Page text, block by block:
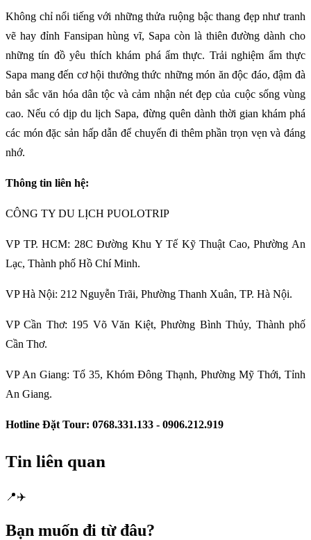
Không chỉ nổi tiếng với những thửa ruộng bậc thang đẹp như tranh
vẽ hay đỉnh Fansipan hùng vĩ, Sapa còn là thiên đường dành cho
những tín đồ yêu thích khám phá ẩm thực. Trải nghiệm ẩm thực
Sapa mang đến cơ hội thưởng thức những món ăn độc đáo, đậm đà
bản sắc văn hóa dân tộc và cảm nhận nét đẹp của cuộc sống vùng
cao. Nếu có dịp du lịch Sapa, đừng quên dành thời gian khám phá
các món đặc sản hấp dẫn để chuyến đi thêm phần trọn vẹn và đáng
nhớ.
Thông tin liên hệ:
CÔNG TY DU LỊCH PUOLOTRIP
VP TP. HCM: 28C Đường Khu Y Tế Kỹ Thuật Cao, Phường An
Lạc, Thành phố Hồ Chí Minh.
VP Hà Nội: 212 Nguyễn Trãi, Phường Thanh Xuân, TP. Hà Nội.
VP Cần Thơ: 195 Võ Văn Kiệt, Phường Bình Thủy, Thành phố
Cần Thơ.
VP An Giang: Tổ 35, Khóm Đông Thạnh, Phường Mỹ Thới, Tỉnh
An Giang.
Hotline Đặt Tour: 0768.331.133 - 0906.212.919
Tin liên quan
📍✈️
Bạn muốn đi từ đâu?